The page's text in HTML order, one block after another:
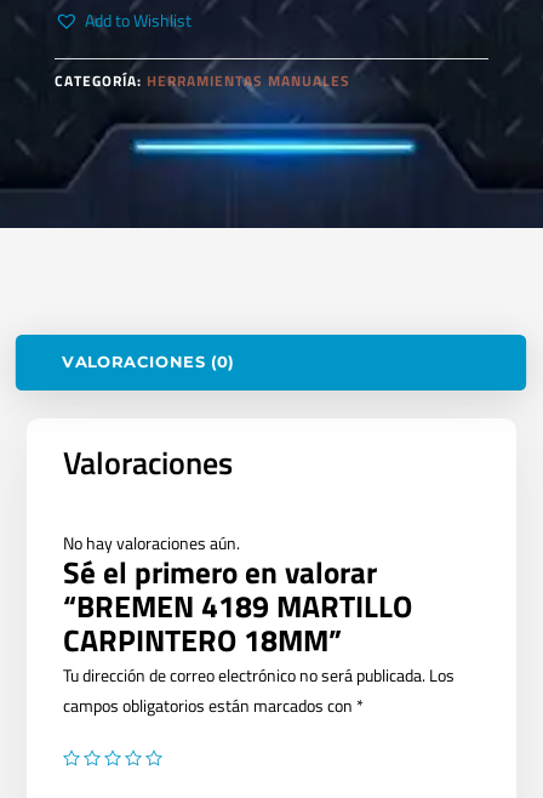
Add to Wishlist
CATEGORÍA: HERRAMIENTAS MANUALES
VALORACIONES (0)
Valoraciones
No hay valoraciones aún.
Sé el primero en valorar
“BREMEN 4189 MARTILLO
CARPINTERO 18MM”
Tu dirección de correo electrónico no será publicada.Los
campos obligatorios están marcados con *